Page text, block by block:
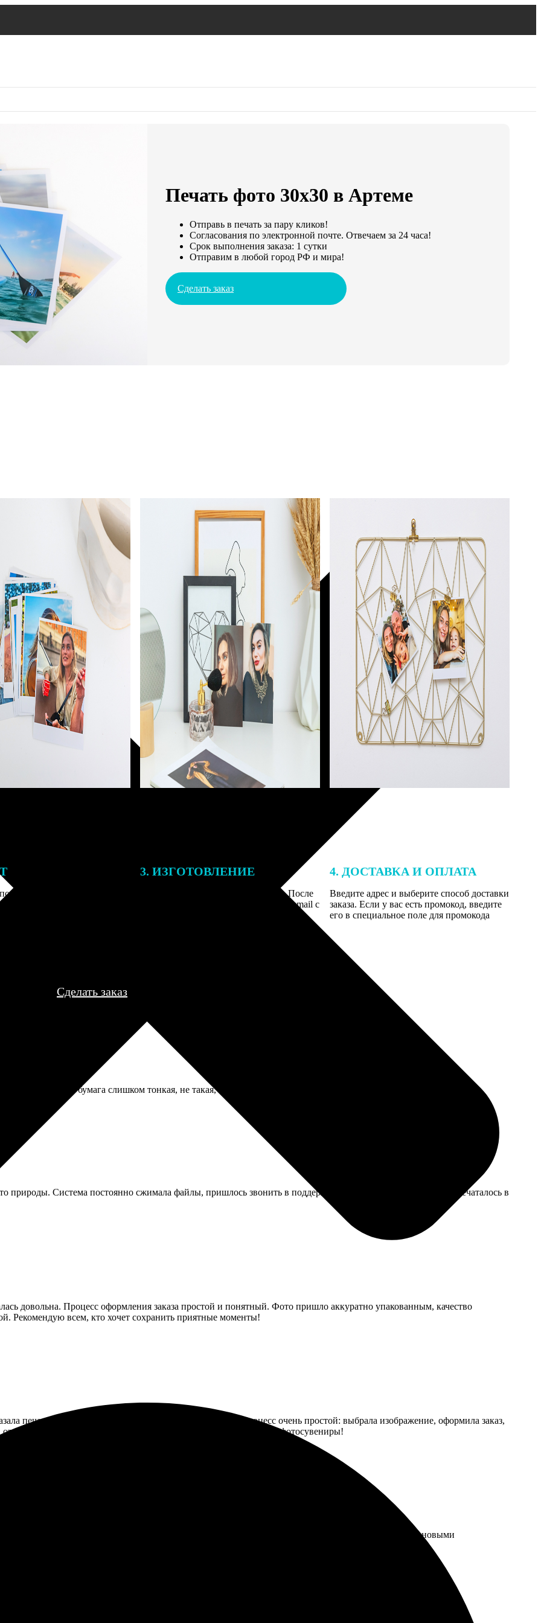
Печать фото 30х30 в Артеме
Отправь в печать за пару кликов!
Согласования по электронной почте. Отвечаем за 24 часа!
Срок выполнения заказа: 1 сутки
Отправим в любой город РФ и мира!
Сделать заказ
заказа к печати
могут связаться с Вами
телефону или email для
деталей.
3. ИЗГОТОВЛЕНИЕ
Оплатите заказ банковской картой. После
оплаты получите подтверждение на email с
описанием заказа. Когда отправим заказ
4. ДОСТАВКА И ОПЛАТА
Введите адрес и выберите способ доставки
заказа. Если у вас есть промокод, введите
его в специальное поле для промокода
Сделать заказ
полоски, но бумага слишком тонкая, не такая, как в настоящих будках. Для сувенира сгодилось.
природы. Система постоянно сжимала файлы, пришлось звонить в поддержку. Там помогли, в итоге все отпечаталось в
довольна. Процесс оформления заказа простой и понятный. Фото пришло аккуратно упакованным, качество
Рекомендую всем, кто хочет сохранить приятные моменты!
печать фото 30х30, все сделали быстро и аккуратно. Процесс очень простой: выбрала изображение, оформила заказ,
детализация! Рекомендую всем, кто ценит качественные фотосувениры!
работы. Сотрудники внимательные и всегда готовы помочь. Всё сделали быстро, скоро вернусь за новыми